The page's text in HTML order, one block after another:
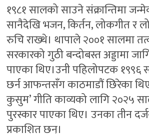
१९८१ सालको साउने संक्रान्तिमा
सानैदेखि भजन, किर्तन, लोकगीत र
रुचि राख्थे। थापाले २००१ सालमा
सरकारको गुठी बन्दोबस्त अड्डामा
पाएका थिए।उनी पहिलोपटक १९९६
छर्न आफन्तसँग काठमाडौं छिरेका
कुसुम’ गीति काव्यको लागि २०२५
पुरस्कार पाएका थिए। उनका तीन
प्रकाशित छन्।